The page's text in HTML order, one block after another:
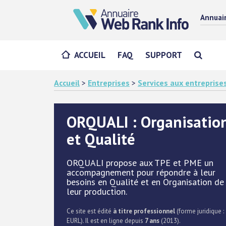
ACCUEIL FAQ SUPPORT
Accueil > Entreprises > Services aux
ORQUALI :
et Qualité
ORQUALI propose aux TPE et PME un
accompagnement pour répondre à leur
besoins en Qualité et en Organisation de
leur production.
Ce site est édité à titre professionnel (forme juridique :
EURL). Il est en ligne depuis 7 ans (2013).